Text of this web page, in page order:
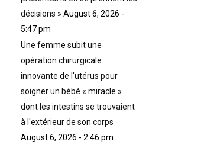
décisions » August 6, 2026 -
5:47 pm
Une femme subit une
opération chirurgicale
innovante de l'utérus pour
soigner un bébé « miracle »
dont les intestins se trouvaient
à l'extérieur de son corps
August 6, 2026 - 2:46 pm